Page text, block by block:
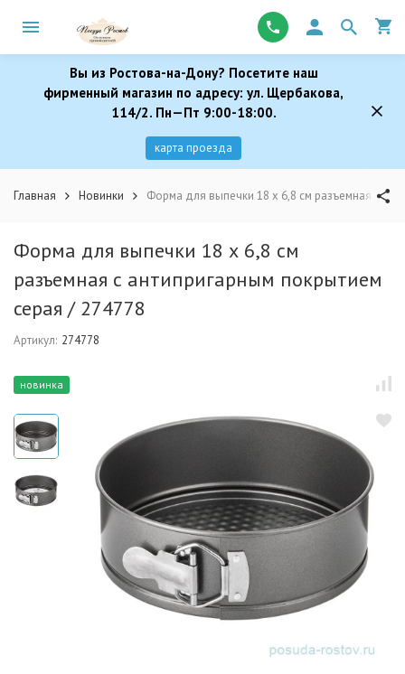
Вы из Ростова-на-Дону? Посетите наш
фирменный магазин по адресу: ул. Щербакова,
114/2. Пн—Пт 9:00-18:00.
карта проезда
Главная Новинки Форма для выпечки 18 х 6,8 см разъемная с
Форма для выпечки 18 х 6,8 см
разъемная с антипригарным покрытием
серая / 274778
Артикул: 274778
новинка